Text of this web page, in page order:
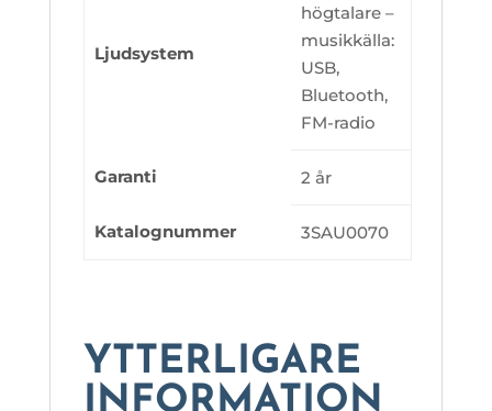
Ljudsystem
högtalare –
musikkälla:
USB,
Bluetooth,
FM-radio
Garanti 2 år
Katalognummer 3SAU0070
YTTERLIGARE
INFORMATION